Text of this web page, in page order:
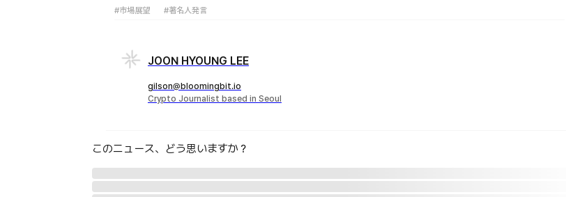
#市場展望 #著名人発言
JOON HYOUNG LEE
gilson@bloomingbit.io
Crypto Journalist based in Seoul
このニュース、どう思いますか？